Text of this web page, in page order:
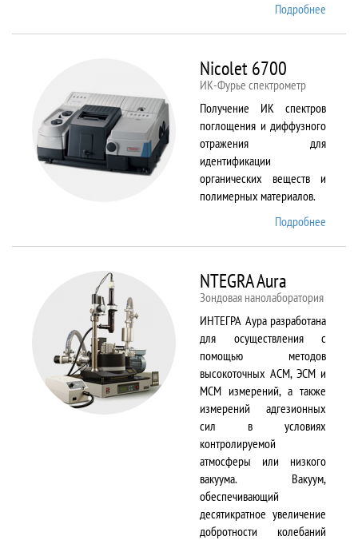
Подробнее
Nicolet 6700
ИК-Фурье спектрометр
Получение ИК спектров
поглощения и диффузного
отражения для
идентификации
органических веществ и
полимерных материалов.
Подробнее
NTEGRA Aura
Зондовая нанолаборатория
ИНТЕГРА Аура разработана
для осуществления с
помощью методов
высокоточных АСМ, ЭСМ и
МСМ измерений, а также
измерений адгезионных
сил в условиях
контролируемой
атмосферы или низкого
вакуума. Вакуум,
обеспечивающий
десятикратное увеличение
добротности колебаний